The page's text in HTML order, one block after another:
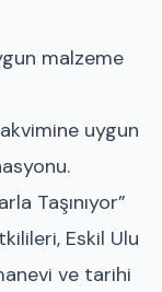
malzeme
uygun
Taşınıyor”
Eskil Ulu
ve tarihi